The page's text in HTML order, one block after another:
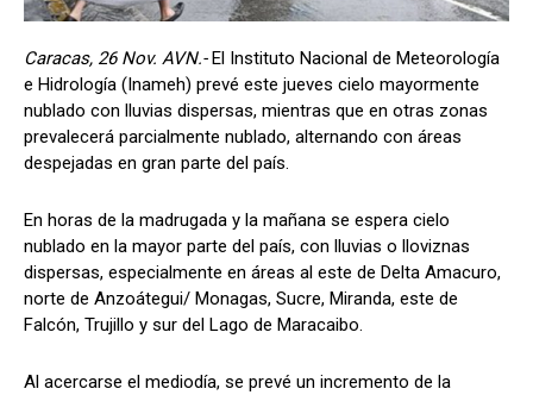
Caracas, 26 Nov. AVN.-El Instituto Nacional de Meteorología
e Hidrología (Inameh) prevé este jueves cielo mayormente
nublado con lluvias dispersas, mientras que en otras zonas
prevalecerá parcialmente nublado, alternando con áreas
despejadas en gran parte del país.
En horas de la madrugada y la mañana se espera cielo
nublado en la mayor parte del país, con lluvias o lloviznas
dispersas, especialmente en áreas al este de Delta Amacuro,
norte de Anzoátegui/ Monagas, Sucre, Miranda, este de
Falcón, Trujillo y sur del Lago de Maracaibo.
Al acercarse el mediodía, se prevé un incremento de la